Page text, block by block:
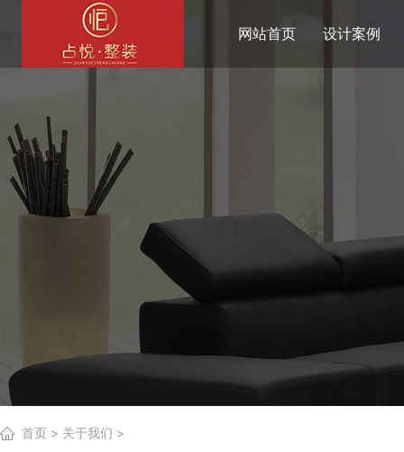
网站首页 设计案例
首页 > 关于我们 >